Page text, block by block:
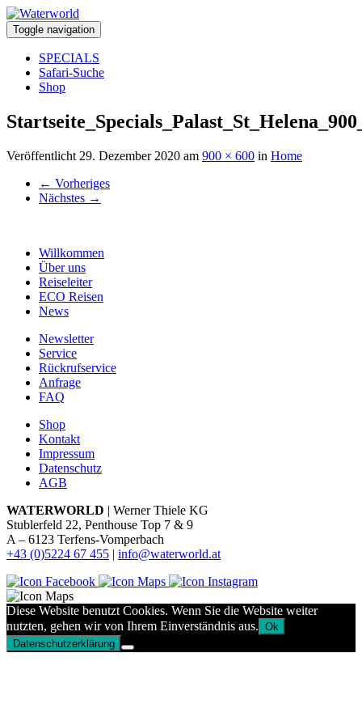
Toggle navigation
SPECIALS
Safari-Suche
Shop
Veröffentlicht 29. Dezember 2020 am 900 × 600 in Home
← Vorheriges
Nächstes →
Willkommen
Über uns
Reiseleiter
ECO Reisen
News
Newsletter
Service
Rückrufservice
Anfrage
FAQ
Shop
Kontakt
Impressum
Datenschutz
AGB
WATERWORLD | Werner Thiele KG
Stublerfeld 22, Penthouse Top 7 & 9
A – 6123 Terfens-Vomperbach
+43 (0)5224 67 455 | info@waterworld.at
Diese Website benutzt Cookies. Wenn Sie die Website weiter
nutzten, gehen wir von Ihrem Einverständnis aus. Ok
Datenschutzerklärung